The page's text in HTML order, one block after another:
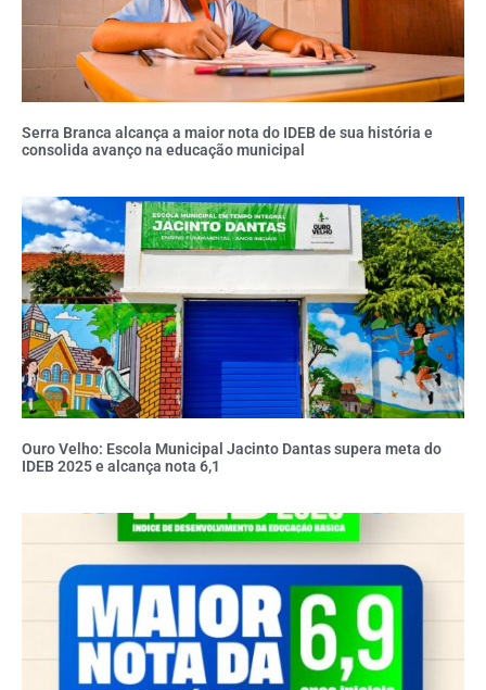
Serra Branca alcança a maior nota do IDEB de sua história e
consolida avanço na educação municipal
Ouro Velho: Escola Municipal Jacinto Dantas supera meta do
IDEB 2025 e alcança nota 6,1